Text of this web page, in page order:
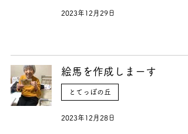
2023年12月29日
絵馬を作成しまーす
とてっぽの丘
2023年12月28日